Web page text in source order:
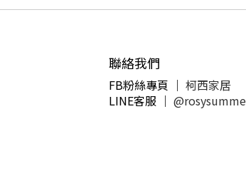
聯絡我們
FB粉絲專頁 ｜ 柯西家居
LINE客服 ｜